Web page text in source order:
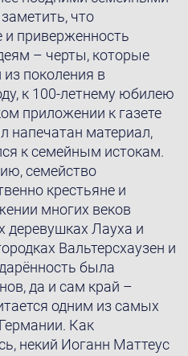
что
приверженность
– черты, которые
поколения в
к 100-летнему юбилею
приложении к газете
напечатан материал,
к семейным истокам.
семейство
крестьяне и
многих веков
деревушках Лауха и
Вальтерсхаузен и
была
да и сам край –
одним из самых
Как
некий Иоганн Маттеус